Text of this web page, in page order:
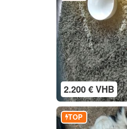
2.200 € VHB
TOP